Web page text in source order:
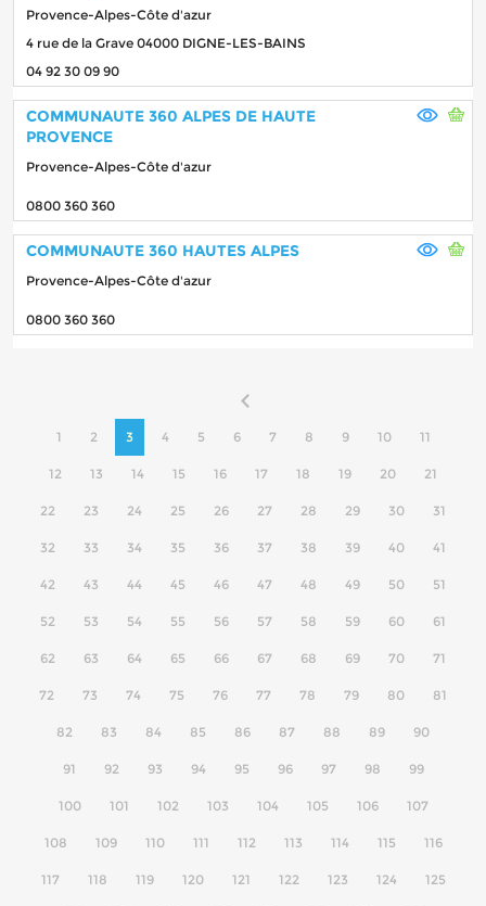
Provence-Alpes-Côte d'azur
4 rue de la Grave 04000 DIGNE-LES-BAINS
04 92 30 09 90
COMMUNAUTE 360 ALPES DE HAUTE
PROVENCE
Provence-Alpes-Côte d'azur
0800 360 360
COMMUNAUTE 360 HAUTES ALPES
Provence-Alpes-Côte d'azur
0800 360 360
1 2 3 4 5 6 7 8 9 10 11
12 13 14 15 16 17 18 19 20 21
22 23 24 25 26 27 28 29 30 31
32 33 34 35 36 37 38 39 40 41
42 43 44 45 46 47 48 49 50 51
52 53 54 55 56 57 58 59 60 61
62 63 64 65 66 67 68 69 70 71
72 73 74 75 76 77 78 79 80 81
82 83 84 85 86 87 88 89 90
91 92 93 94 95 96 97 98 99
100 101 102 103 104 105 106 107
108 109 110 111 112 113 114 115 116
117 118 119 120 121 122 123 124 125